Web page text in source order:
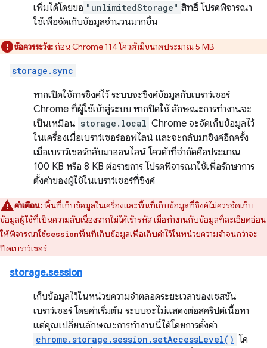
เพิ่มได้โดยขอ "unlimitedStorage" สิทธิ์ โปรดพิจารณา
ใช้เพื่อจัดเก็บข้อมูลจำนวนมากขึ้น
ข้อควรระวัง: ก่อน Chrome 114 โควต้ามีขนาดประมาณ 5 MB
storage.sync
หากเปิดใช้การซิงค์ไว้ ระบบจะซิงค์ข้อมูลกับเบราว์เซอร์
Chrome ที่ผู้ใช้เข้าสู่ระบบ หากปิดใช้ ลักษณะการทำงานจะ
เป็นเหมือน storage.local Chrome จะจัดเก็บข้อมูลไว้
ในเครื่องเมื่อเบราว์เซอร์ออฟไลน์ และจะกลับมาซิงค์อีกครั้ง
เมื่อเบราว์เซอร์กลับมาออนไลน์ โควต้าที่จำกัดคือประมาณ
100 KB หรือ 8 KB ต่อรายการ โปรดพิจารณาใช้เพื่อรักษาการ
ตั้งค่าของผู้ใช้ในเบราว์เซอร์ที่ซิงค์
คำเตือน:พื้นที่เก็บข้อมูลในเครื่องและพื้นที่เก็บข้อมูลที่ซิงค์ไม่ควรจัดเก็บ
ข้อมูลผู้ใช้ที่เป็นความลับเนื่องจากไม่ได้เข้ารหัส เมื่อทำงานกับข้อมูลที่ละเอียดอ่อน
ให้พิจารณาใช้sessionพื้นที่เก็บข้อมูลเพื่อเก็บค่าไว้ในหน่วยความจำจนกว่าจะ
ปิดเบราว์เซอร์
storage.session
เก็บข้อมูลไว้ในหน่วยความจำตลอดระยะเวลาของเซสชัน
เบราว์เซอร์ โดยค่าเริ่มต้น ระบบจะไม่แสดงต่อสคริปต์เนื้อหา
แต่คุณเปลี่ยนลักษณะการทำงานนี้ได้โดยการตั้งค่า
chrome.storage.session.setAccessLevel() โค